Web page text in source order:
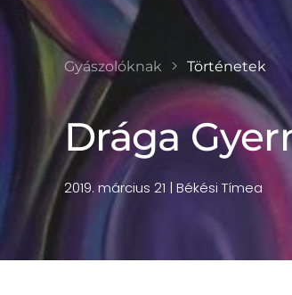
Gyászolóknak Történetek
Drága
2019. március 21 | Békési Tímea